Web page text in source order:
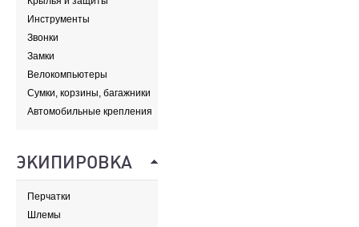
Инструменты
Звонки
Замки
Велокомпьютеры
Сумки, корзины, багажники
и адаптеры
Автомобильные крепления
ЭКИПИРОВКА
Перчатки
Шлемы